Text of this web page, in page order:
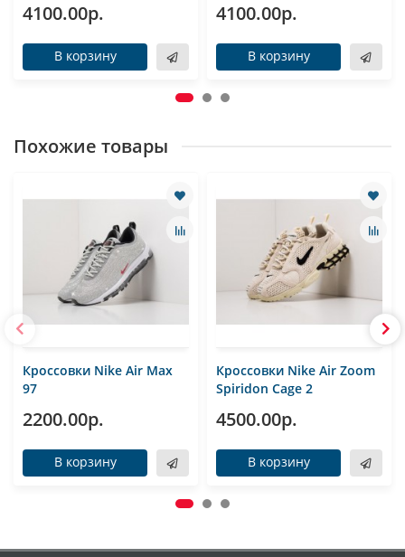
4100.00р.
В корзину
4100.00р.
В корзину
Похожие товары
Кроссовки Nike Air Max
97
2200.00р.
В корзину
Кроссовки Nike Air Zoom
Spiridon Cage 2
4500.00р.
В корзину